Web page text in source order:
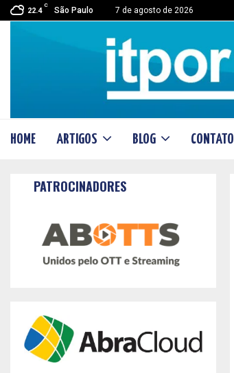
22.4
C
São Paulo 7 de agosto de 2026
HOME ARTIGOS BLOG CONTATO
PATROCINADORES